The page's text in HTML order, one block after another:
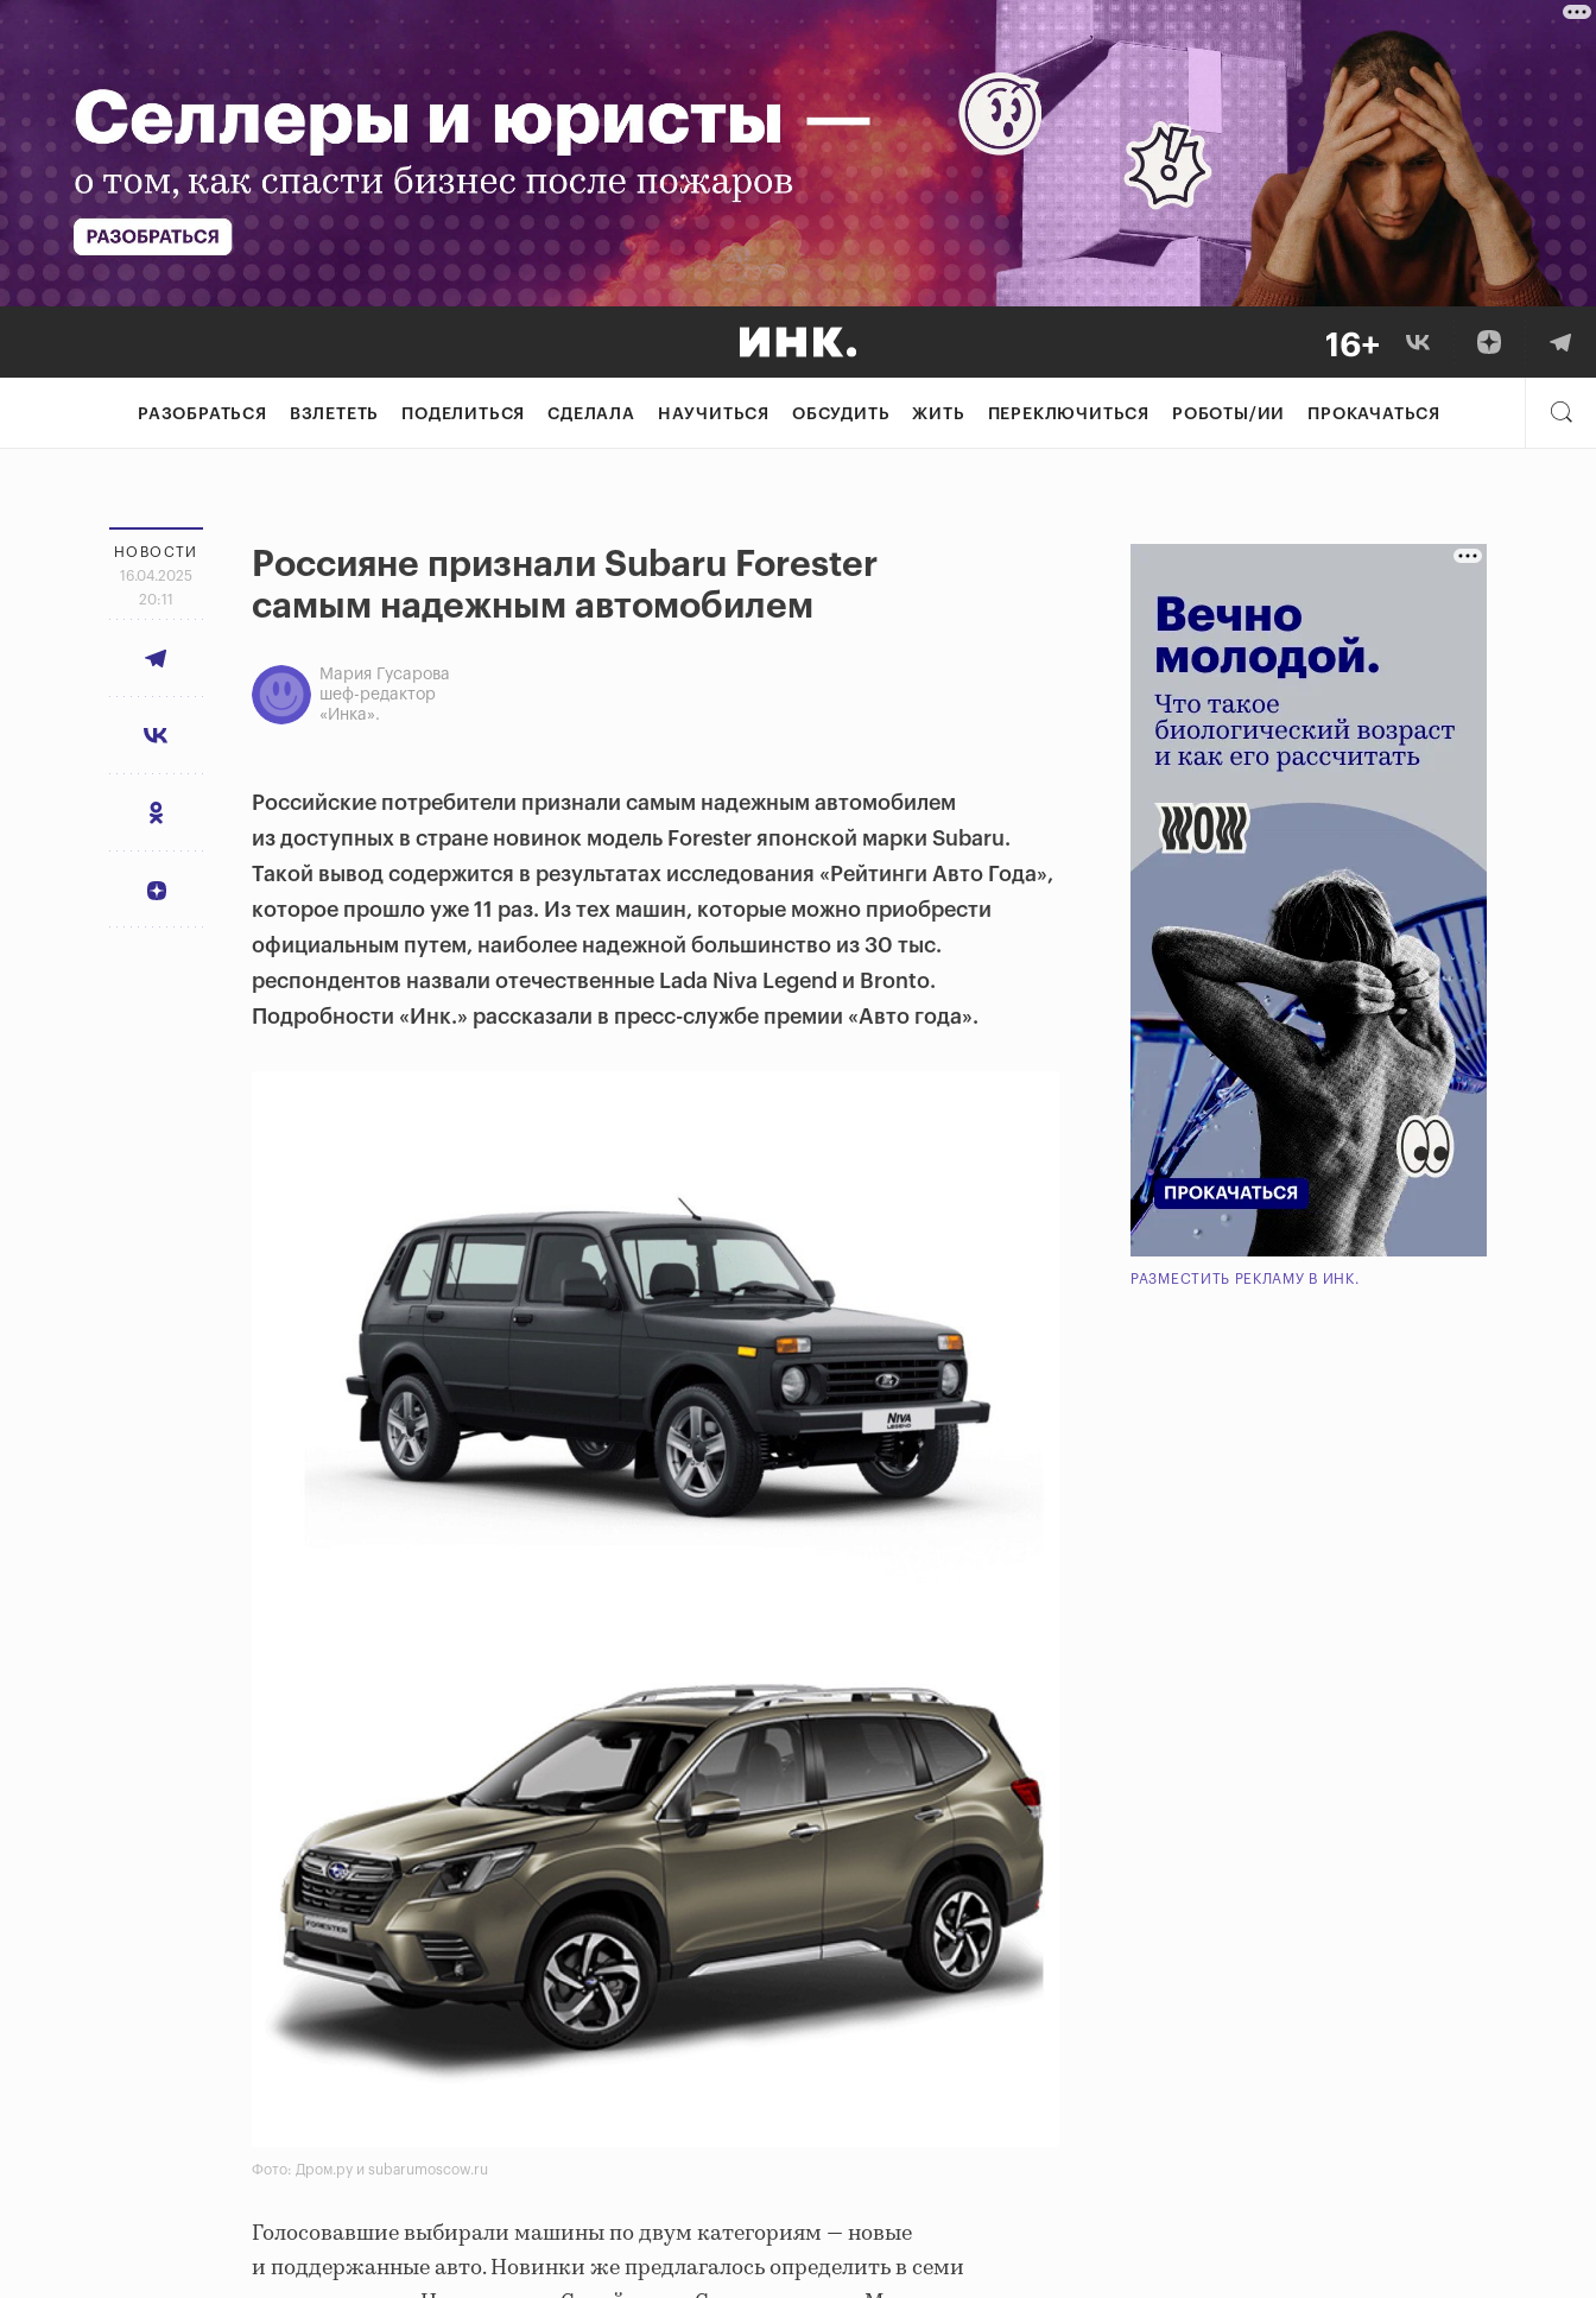
РАЗОБРАТЬСЯ ВЗЛЕТЕТЬ ПОДЕЛИТЬСЯ СДЕЛАЛА НАУЧИТЬСЯ ОБСУДИТЬ ЖИТЬ ПЕРЕКЛЮЧИТЬСЯ РОБОТЫ/ИИ ПРОКАЧАТЬСЯ
НОВОСТИ
16.04.2025
20:11
Россияне признали Subaru Forester
самым надежным автомобилем
Мария Гусарова
шеф-редактор
«Инка».
Российские потребители признали самым надежным автомобилем
из доступных в стране новинок модель Forester японской марки Subaru.
Такой вывод содержится в результатах исследования «Рейтинги Авто Года»,
которое прошло уже 11 раз. Из тех машин, которые можно приобрести
официальным путем, наиболее надежной большинство из 30 тыс.
респондентов назвали отечественные Lada Niva Legend и Bronto.
Подробности «Инк.» рассказали в пресс-службе премии «Авто года».
Фото: Дром.ру и subarumoscow.ru
Голосовавшие выбирали машины по двум категориям — новые
и поддержанные авто. Новинки же предлагалось определить в семи
РАЗМЕСТИТЬ РЕКЛАМУ В ИНК.